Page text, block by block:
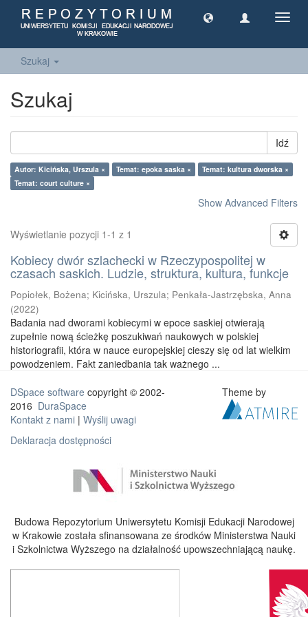
Szukaj
Szukaj
Idź
Autor: Kicińska, Urszula × Temat: epoka saska ×
Temat: kultura dworska ×
Temat: court culture ×
Show Advanced Filters
Wyświetlanie pozycji 1-1 z 1
Kobiecy dwór szlachecki w Rzeczypospolitej w
czasach saskich. Ludzie, struktura, kultura, funkcje
Popiołek, Bożena; Kicińska, Urszula; Penkała-Jastrzębska, Anna
(2022)
Badania nad dworami kobiecymi w epoce saskiej otwierają
zupełnie nową ścieżkę poszukiwań naukowych w polskiej
historiografii, która w nauce europejskiej cieszy się od lat wielkim
powodzeniem. Fakt zaniedbania tak ważnego ...
DSpace software copyright © 2002-
2016 DuraSpace
Kontakt z nami | Wyślij uwagi
Deklaracja dostępności
Theme by
Budowa Repozytorium Uniwersytetu Komisji Edukacji Narodowej
w Krakowie została sfinansowana ze środków Ministerstwa Nauki
i Szkolnictwa Wyższego na działalność upowszechniającą naukę.